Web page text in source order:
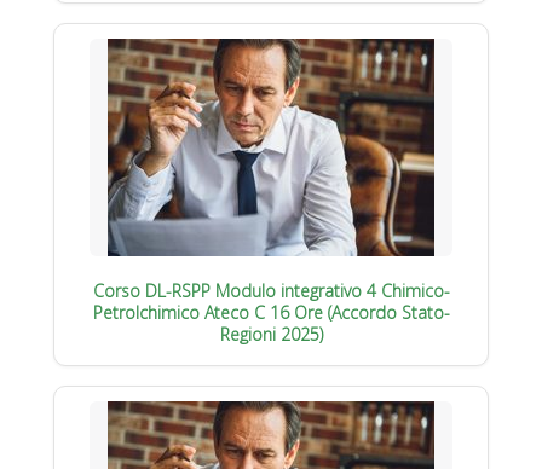
Corso DL-RSPP Modulo integrativo 4 Chimico-
Petrolchimico Ateco C 16 Ore (Accordo Stato-
Regioni 2025)